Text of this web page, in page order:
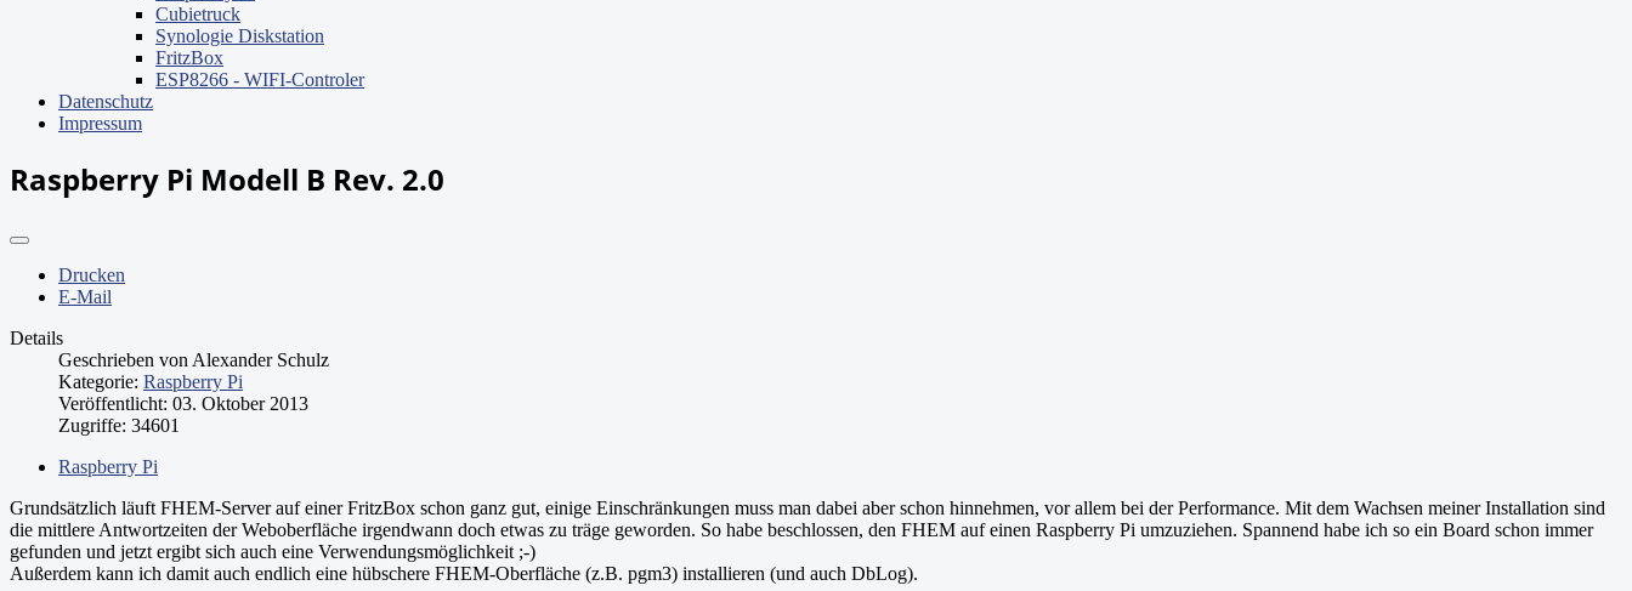
Cubietruck
Synologie Diskstation
FritzBox
ESP8266 - WIFI-Controler
Datenschutz
Impressum
Raspberry Pi Modell B Rev. 2.0
Drucken
E-Mail
Details
Geschrieben von Alexander Schulz
Kategorie: Raspberry Pi
Veröffentlicht: 03. Oktober 2013
Zugriffe: 34601
Raspberry Pi
Grundsätzlich läuft FHEM-Server auf einer FritzBox schon ganz gut, einige Einschränkungen muss man dabei aber schon hinnehmen, vor allem bei der Performance. Mit dem Wachsen meiner Installation sind
die mittlere Antwortzeiten der Weboberfläche irgendwann doch etwas zu träge geworden. So habe beschlossen, den FHEM auf einen Raspberry Pi umzuziehen. Spannend habe ich so ein Board schon immer
gefunden und jetzt ergibt sich auch eine Verwendungsmöglichkeit ;-)
Außerdem kann ich damit auch endlich eine hübschere FHEM-Oberfläche (z.B. pgm3) installieren (und auch DbLog).